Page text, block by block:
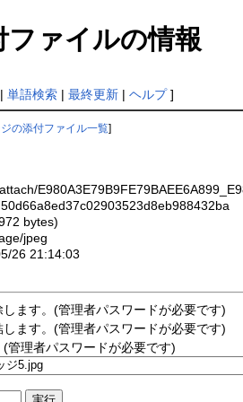
ファイルの情報
単語検索| 最終更新| ヘルプ]
の添付ファイル一覧]
bytes)
jpeg
26 21:14:03
ます。(管理者パスワードが必要です)
ます。(管理者パスワードが必要です)
管理者パスワードが必要です)